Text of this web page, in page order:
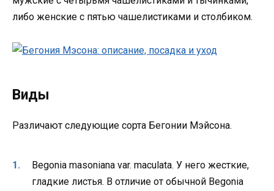
либо женские с пятью чашелистиками и столбиком.
Виды
Различают следующие сорта Бегонии Мэйсона.
Begonia masoniana var. maculata. У него жесткие,
гладкие листья. В отличие от обычной Begonia